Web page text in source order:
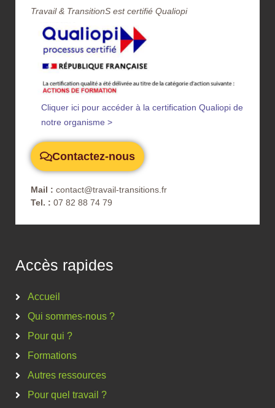
Travail & TransitionS est certifié Qualiopi​
Cliquer ici pour accéder à la certification Qualiopi de
notre organisme >
Contactez-nous
Mail : contact@travail-transitions.fr
Tel. : 07 82 88 74 79
Accès rapides
Accueil
Qui sommes-nous ?
Pour qui ?
Formations
Autres ressources
Pour quel travail ?